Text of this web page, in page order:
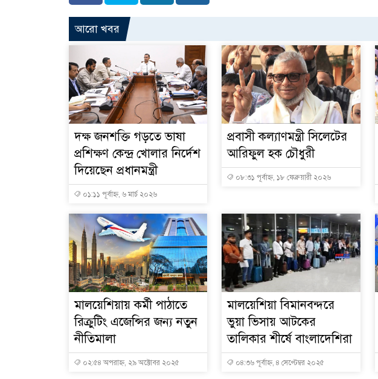
আরো খবর
দক্ষ জনশক্তি গড়তে ভাষা
প্রশিক্ষণ কেন্দ্র খোলার নির্দেশ
দিয়েছেন প্রধানমন্ত্রী
০১:১১ পূর্বাহ্ন, ৬ মার্চ ২০২৬
প্রবাসী কল্যাণমন্ত্রী সিলেটের
আরিফুল হক চৌধুরী
০৮:৩১ পূর্বাহ্ন, ১৮ ফেব্রুয়ারী ২০২৬
মালয়েশিয়ায় কর্মী পাঠাতে
রিক্রুটিং এজেন্সির জন্য নতুন
নীতিমালা
০২:৫৪ অপরাহ্ন, ২৯ অক্টোবর ২০২৫
মালয়েশিয়া বিমানবন্দরে
ভুয়া ভিসায় আটকের
তালিকার শীর্ষে বাংলাদেশিরা
০৪:৩৬ পূর্বাহ্ন, ৪ সেপ্টেম্বর ২০২৫